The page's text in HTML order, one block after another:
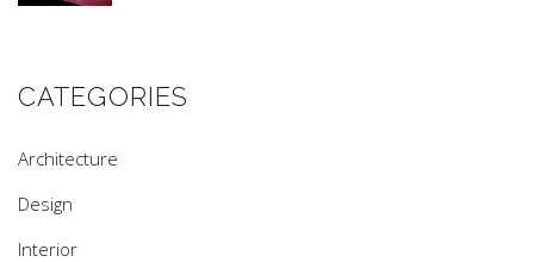
CATEGORIES
Architecture
Design
Interior